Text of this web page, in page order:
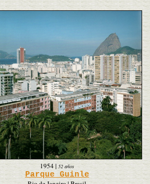
1954| 52 años
Parque Guinle